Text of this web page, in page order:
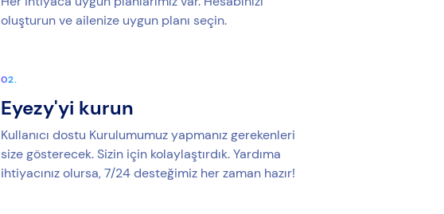
oluşturun ve ailenize uygun planı seçin.
Eyezy'yi kurun
Kullanıcı dostu Kurulumumuz yapmanız gerekenleri
size gösterecek. Sizin için kolaylaştırdık. Yardıma
ihtiyacınız olursa, 7/24 desteğimiz her zaman hazır!